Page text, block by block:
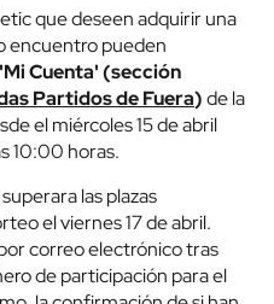
que deseen adquirir una
encuentro pueden
Cuenta' (sección
Partidos de Fuera)de la
el miércoles 15 de abril
10:00 horas.
las plazas
el viernes 17 de abril.
correo electrónico tras
de participación para el